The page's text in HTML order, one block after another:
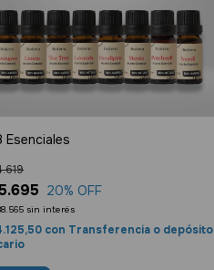
Esenciales
20% OFF
sin interés
con Transferencia o depósito